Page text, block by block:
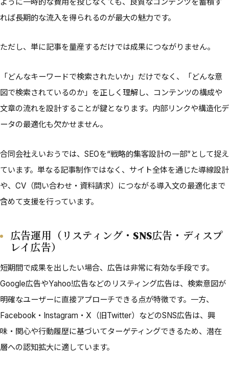
れば長期的な流入を得られるのが最大の魅力です。
ただし、単に記事を量産するだけでは成果につながりません。
「どんなキーワードで検索されたいか」だけでなく、「どんな意
図で検索されているのか」を正しく理解し、コンテンツの構成や
文章の流れを設計することが鍵となります。内部リンクや構造化デ
ータの最適化も欠かせません。
合同会社えいおうでは、SEOを“戦略的集客設計の一部”として捉え
ています。単なる記事制作ではなく、サイト全体を通じた導線設計
や、CV（問い合わせ・資料請求）につながる導入文の最適化まで
含めて支援を行っています。
広告運用（リスティング・SNS広告・ディスプ
レイ広告）
短期間で成果を出したい場合、広告は非常に有効な手段です。
Google広告やYahoo!広告などのリスティング広告は、検索意図が
明確なユーザーに直接アプローチできる点が特徴です。一方、
Facebook・Instagram・X（旧Twitter）などのSNS広告は、興
味・関心や行動履歴に基づいてターゲティングできるため、潜在
層への認知拡大に適しています。